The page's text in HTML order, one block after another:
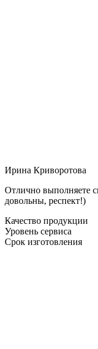
Ирина Криворотова
Отлично выполняете
довольны, респект!)
Качество продукции
Уровень сервиса
Срок изготовления